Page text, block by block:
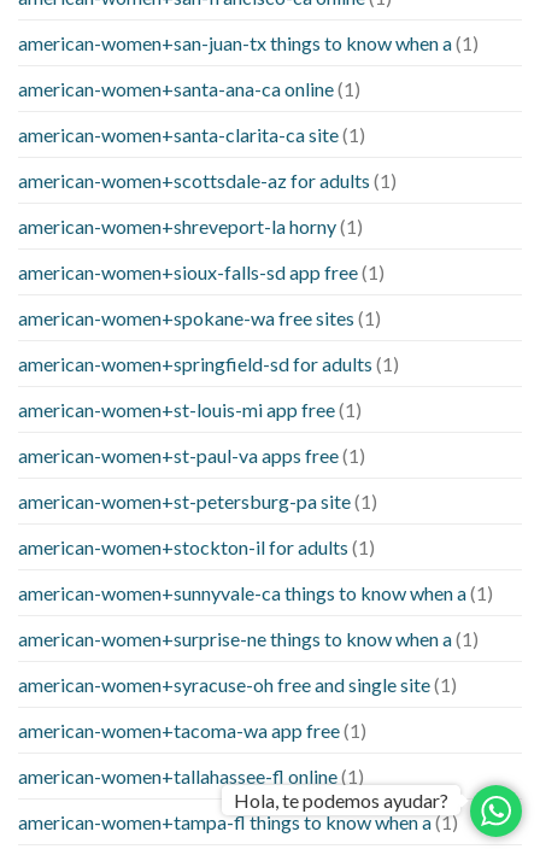
american-women+san-juan-tx things to know when a(1)
american-women+santa-ana-ca online(1)
american-women+santa-clarita-ca site(1)
american-women+scottsdale-az for adults (1)
american-women+shreveport-la horny(1)
american-women+sioux-falls-sd app free(1)
american-women+spokane-wa free sites (1)
american-women+springfield-sd for adults (1)
american-women+st-louis-mi app free(1)
american-women+st-paul-va apps free(1)
american-women+st-petersburg-pa site(1)
american-women+stockton-il for adults (1)
american-women+sunnyvale-ca things to know when a(1)
american-women+surprise-ne things to know when a(1)
american-women+syracuse-oh free and single site(1)
american-women+tacoma-wa app free(1)
american-women+tallahassee-fl online(1)
american-women+tampa-fl things to know when a(1)
Hola, te podemos ayudar?